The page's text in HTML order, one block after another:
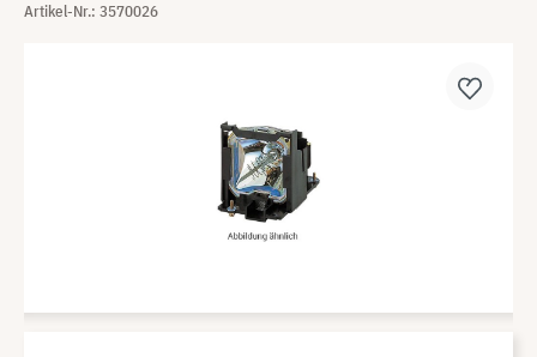
Artikel-Nr.: 3570026